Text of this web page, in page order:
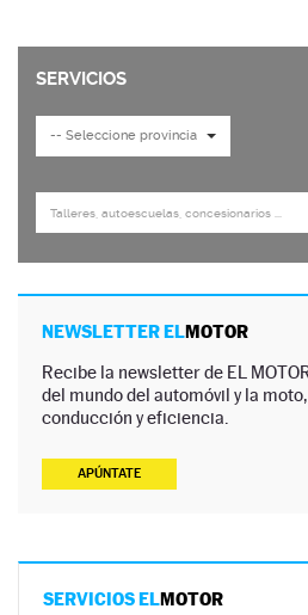
NEWSLETTER ELMOTOR
Recibe la newsletter de EL
del mundo del automóvil y la
conducción y eficiencia.
APÚNTATE
SERVICIOS ELMOTOR